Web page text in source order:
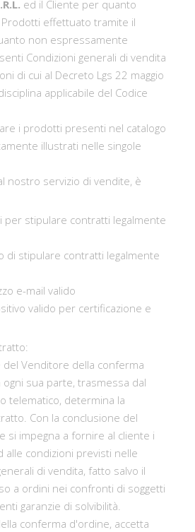
ed il Cliente per quanto
effettuato tramite il
non espressamente
Condizioni generali di vendita
di cui al Decreto Lgs 22 maggio
applicabile del Codice
i prodotti presenti nel catalogo
illustrati nelle singole
nostro servizio di vendite, è
per stipulare contratti legalmente
di stipulare contratti legalmente
e-mail valido
valido per certificazione e
del Venditore della conferma
sua parte, trasmessa dal
telematico, determina la
Con la conclusione del
si impegna a fornire al cliente i
alle condizioni previsti nelle
di vendita, fatto salvo il
a ordini nei confronti di soggetti
garanzie di solvibilità.
conferma d'ordine, accetta